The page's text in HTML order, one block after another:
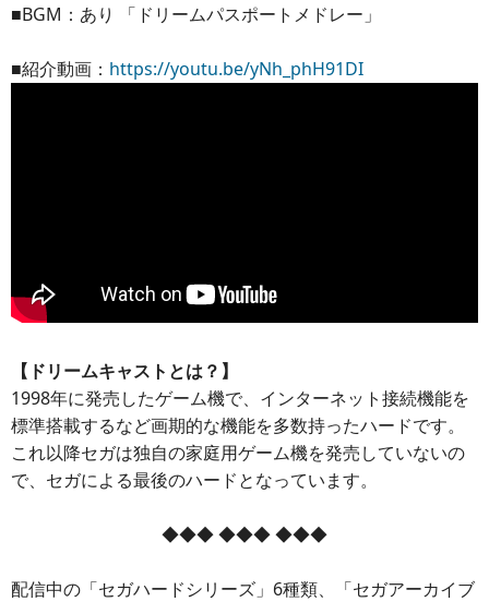
■BGM：あり 「ドリームパスポートメドレー」
■紹介動画： https://youtu.be/yNh_phH91DI
【ドリームキャストとは？】
1998年に発売したゲーム機で、インターネット接続機能を
標準搭載するなど画期的な機能を多数持ったハードです。
これ以降セガは独自の家庭用ゲーム機を発売していないの
で、セガによる最後のハードとなっています。
◆◆◆ ◆◆◆ ◆◆◆
配信中の「セガハードシリーズ」6種類、「セガアーカイブ